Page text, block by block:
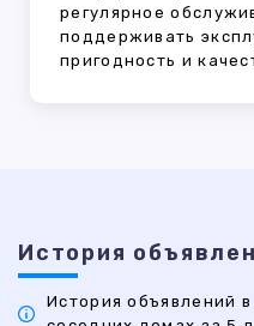
регулярное
поддерживать
пригодность и
История
История объявлений